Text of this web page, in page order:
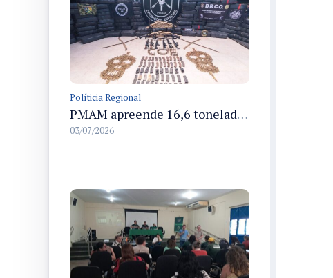
Políticia Regional
PMAM apreende 16,6 toneladas de entorpecentes e registra aumento nas prisões em flagrante e nas capturas de foragidos no primeiro semestre de 2026
03/07/2026